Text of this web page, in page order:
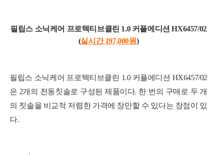
필립스 소닉케어 프로텍티브클린 1.0 커플에디션 HX6457/02
(실시간 197,000원)
필립스 소닉케어 프로텍티브클린 1.0 커플에디션 HX6457/02
은 2개의 전동칫솔로 구성된 제품이다. 한 번의 구매로 두 개
의 칫솔을 비교적 저렴한 가격에 장만할 수 있다는 장점이 있
다.